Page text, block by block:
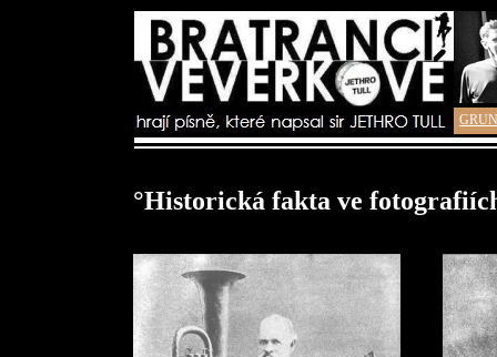
°Historická fakta ve